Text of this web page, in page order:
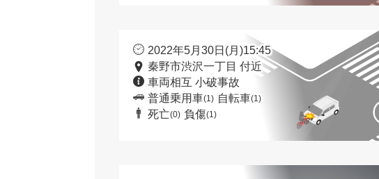
2022年5月30日(月)15:45
秦野市渋沢一丁目 付近
車両相互 小破事故
普通乗用車(1) 自転車(1)
死亡(0) 負傷(1)